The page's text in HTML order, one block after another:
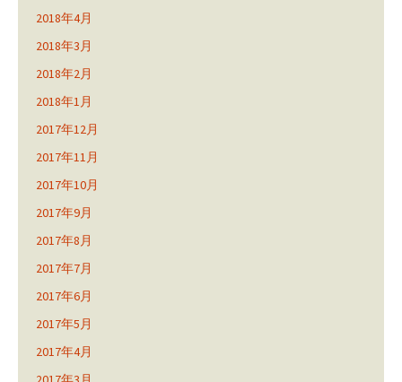
2018年4月
2018年3月
2018年2月
2018年1月
2017年12月
2017年11月
2017年10月
2017年9月
2017年8月
2017年7月
2017年6月
2017年5月
2017年4月